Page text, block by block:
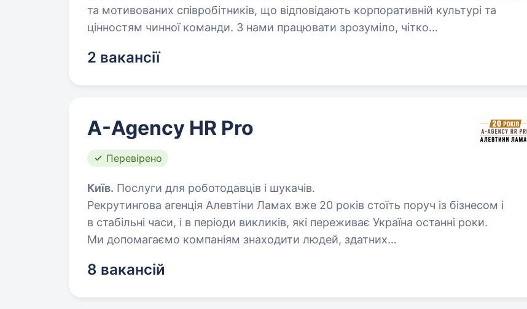
та мотивованих співробітників, що відповідають корпоративній культурі та
цінностям чинної команди. З нами працювати зрозуміло, чітко…
2 вакансії
A-Agency HR Pro
Перевірено
Київ. Послуги для роботодавців і шукачів.
Рекрутингова агенція Алевтіни Ламах вже 20 років стоїть поруч із бізнесом і
в стабільні часи, і в періоди викликів, які переживає Україна останні роки.
Ми допомагаємо компаніям знаходити людей, здатних…
8 вакансій